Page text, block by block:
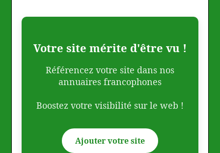
Votre site mérite d'être vu !
Référencez votre site dans nos
annuaires francophones
Boostez votre visibilité sur le web !
Ajouter votre site